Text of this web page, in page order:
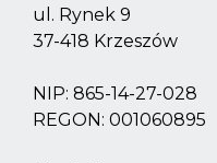
ul. Rynek 9
37-418 Krzeszów
NIP: 865-14-27-028
REGON: 001060895